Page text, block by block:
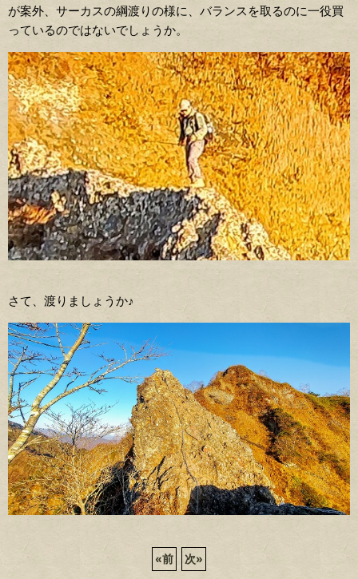
が案外、サーカスの綱渡りの様に、バランスを取るのに一役買
っているのではないでしょうか。
さて、渡りましょうか♪
«前 次»